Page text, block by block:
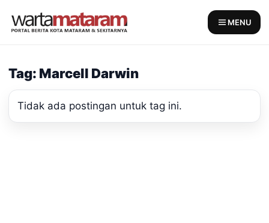
MENU
Tag: Marcell Darwin
Tidak ada postingan untuk tag ini.